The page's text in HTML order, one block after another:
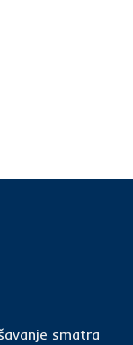
smatra